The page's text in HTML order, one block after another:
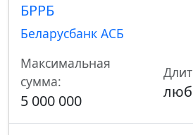
БРРБ
Беларусбанк АСБ
Максимальная
сумма:
5 000 000